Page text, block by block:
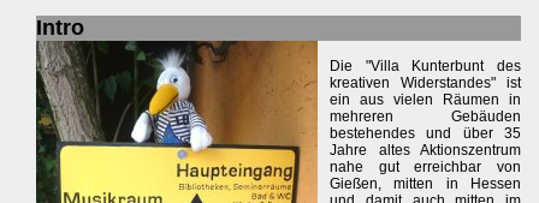
Intro
Die "Villa Kunterbunt des
kreativen Widerstandes" ist
ein aus vielen Räumen in
mehreren Gebäuden
bestehendes und über 35
Jahre altes Aktionszentrum
nahe gut erreichbar von
Gießen, mitten in Hessen